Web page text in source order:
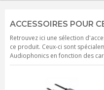
ACCESSOIRES POUR
Retrouvez ici une sélection
ce produit. Ceux-ci sont
Audiophonics en fonction des